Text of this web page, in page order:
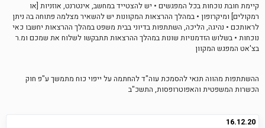
קיימת חובת נוכחות בכל המפגשים • יש להצטייד במחשב, אינטרנט, אוזניות [או
רמקולים] ומיקרופון • במהלך ההרצאות המקוונות יש להשאיר מצלמה פתוחה בה ניתן
לראותכם • נהיגה, הליכה, השתתפות בדיוני בבית משפט במהלך ההרצאות יחשבו כאי
נוכחות • בשלוש הזדמנויות שונות במהלך ההרצאות תתבקשו לשלוח את שמכם ומ.ר
בצ'אט המפגש המקוון
ההשתתפות מהווה תנאי להסמכת עוה"ד להחתמה על ייפוי כוח מתמשך ע"פ חוק
הכשרות המשפטית והאפוטרופסות, התשכ"ב
16.12.20